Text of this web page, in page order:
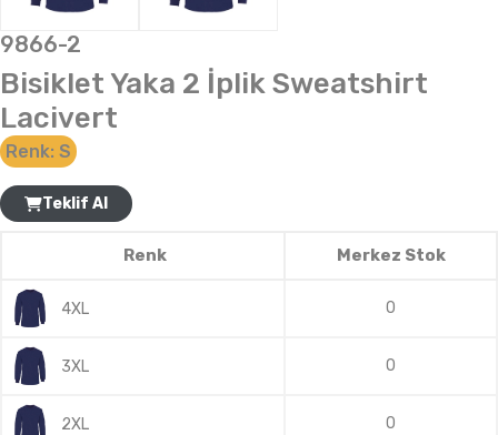
9866-2
Bisiklet Yaka 2 İplik Sweatshirt
Lacivert
Renk: S
Teklif Al
Renk Merkez Stok
4XL 0
3XL 0
2XL 0